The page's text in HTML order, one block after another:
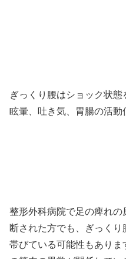
ぎっくり腰はショック状
眩暈、吐き気、胃腸の活動
整形外科病院で足の痺れ
断された方でも、ぎっく
帯びている可能性もありま